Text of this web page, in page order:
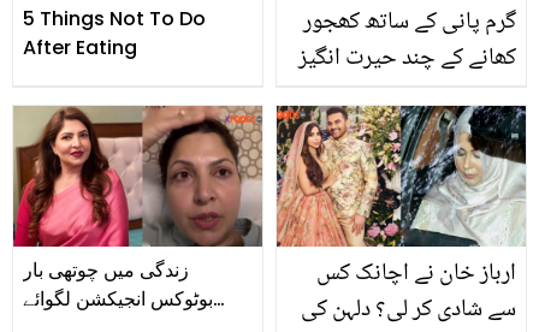
5 Things Not To Do
After Eating
گرم پانی کے ساتھ کھجور
کھانے کے چند حیرت انگیز
زندگی میں چوتھی بار
بوٹوکس انجیکشن لگوائے
ارباز خان نے اچانک کس
سے شادی کر لی؟ دلہن کی